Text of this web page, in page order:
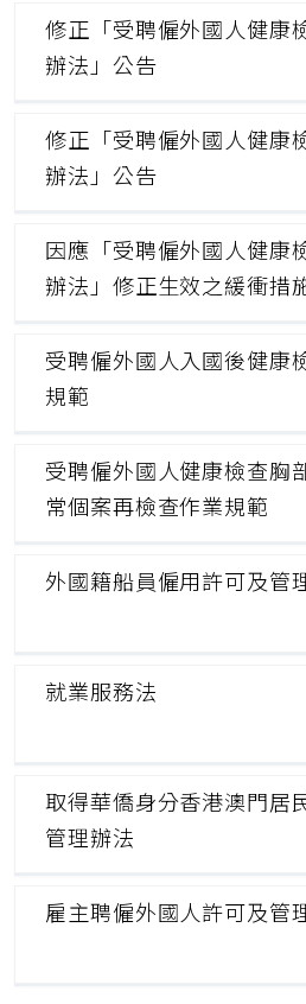
修正「受聘僱外國人健康
辦法」公告
修正「受聘僱外國人健康
辦法」公告
因應「受聘僱外國人健康
辦法」修正生效之緩衝措
受聘僱外國人入國後健康
規範
受聘僱外國人健康檢查胸
常個案再檢查作業規範
外國籍船員僱用許可及管
就業服務法
取得華僑身分香港澳門居
管理辦法
雇主聘僱外國人許可及管